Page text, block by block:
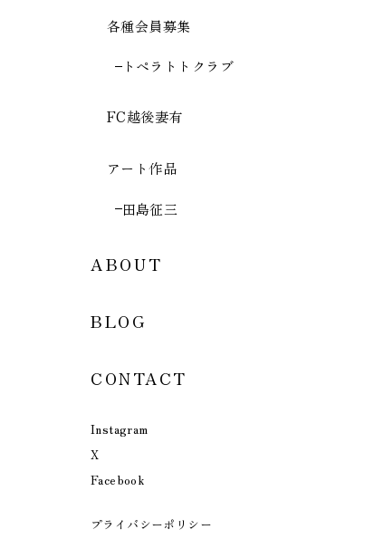
各種会員募集
トペラトトクラブ
FC越後妻有
アート作品
田島征三
ABOUT
BLOG
CONTACT
Instagram
X
Facebook
プライバシーポリシー